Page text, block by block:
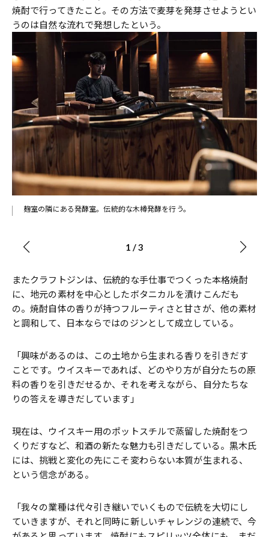
焼酎で行ってきたこと。その方法で麦芽を発芽させようとい
うのは自然な流れで発想したという。
麹室の隣にある発酵室。伝統的な木樽発酵を行う。
1 /3
またクラフトジンは、伝統的な手仕事でつくった本格焼酎
に、地元の素材を中心としたボタニカルを漬けこんだも
の。焼酎自体の香りが持つフルーティさと甘さが、他の素材
と調和して、日本ならではのジンとして成立している。
「興味があるのは、この土地から生まれる香りを引きだす
ことです。ウイスキーであれば、どのやり方が自分たちの原
料の香りを引きだせるか、それを考えながら、自分たちな
りの答えを導きだしています」
現在は、ウイスキー用のポットスチルで蒸留した焼酎をつ
くりだすなど、和酒の新たな魅力も引きだしている。黒木氏
には、挑戦と変化の先にこそ変わらない本質が生まれる、
という信念がある。
「我々の業種は代々引き継いでいくもので伝統を大切にし
ていきますが、それと同時に新しいチャレンジの連続で、今